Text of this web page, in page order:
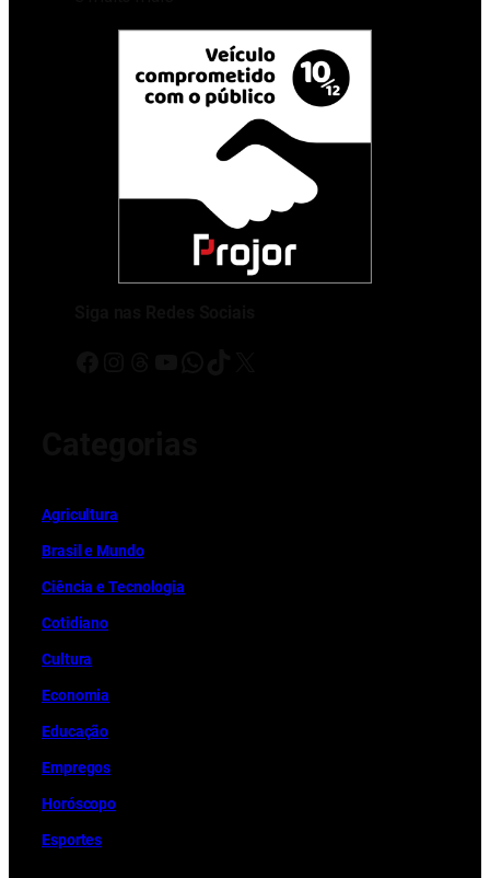
Agricultura
Brasil e Mundo
Ciência e Tecnologia
Cotidiano
Cultura
Economia
Educação
Empregos
Horóscopo
Esportes